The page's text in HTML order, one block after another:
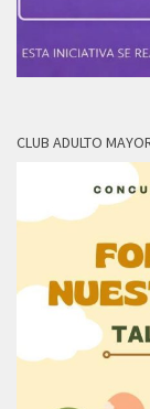
CLUB ADULTO